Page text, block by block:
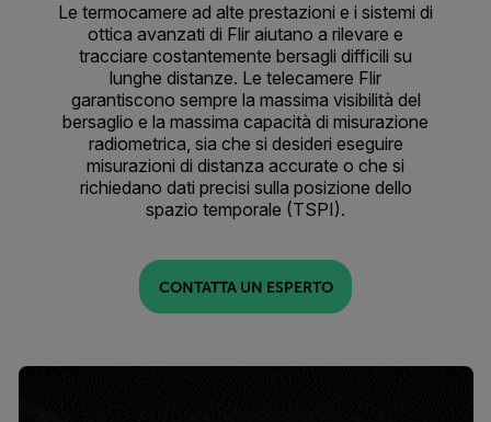
Le termocamere ad alte prestazioni e i sistemi di
ottica avanzati di Flir aiutano a rilevare e
tracciare costantemente bersagli difficili su
lunghe distanze. Le telecamere Flir
garantiscono sempre la massima visibilità del
bersaglio e la massima capacità di misurazione
radiometrica, sia che si desideri eseguire
misurazioni di distanza accurate o che si
richiedano dati precisi sulla posizione dello
spazio temporale (TSPI).
CONTATTA UN ESPERTO